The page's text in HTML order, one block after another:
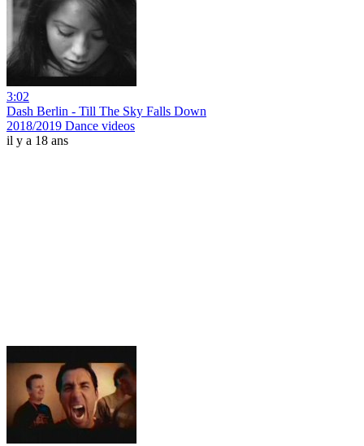
3:02
Dash Berlin - Till The Sky Falls Down
2018/2019 Dance videos
il y a 18 ans